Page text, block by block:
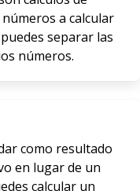
a calcular
separar las
números.
como resultado
en lugar de un
calcular un